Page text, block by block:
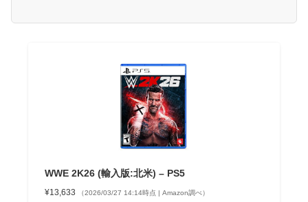
WWE 2K26 (輸入版:北米) – PS5
¥13,633 （2026/03/27 14:14時点 | Amazon調べ）